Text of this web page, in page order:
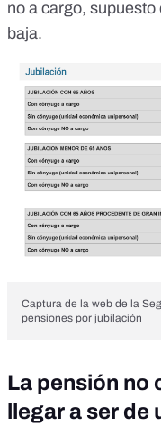
no a cargo,
baja.
Captura de la web de la
pensiones por jubilación
La pensión no
llegar a ser